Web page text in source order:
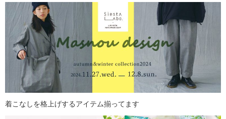
着こなしを格上げするアイテム揃ってます